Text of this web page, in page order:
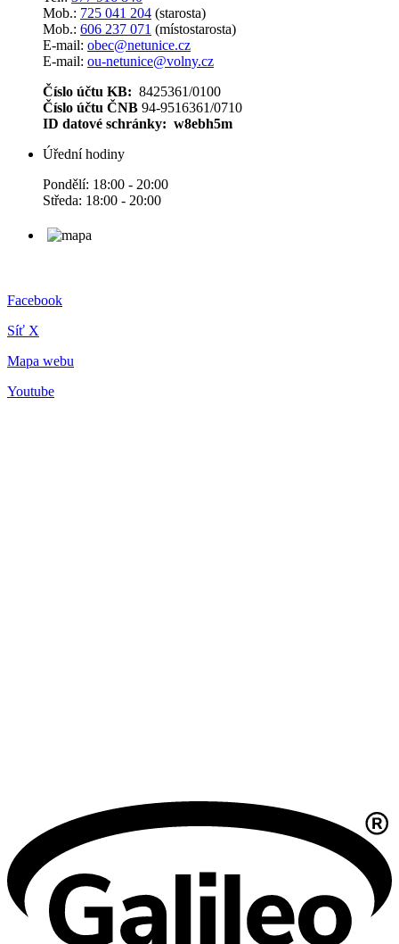
Mob.: 725 041 204 (starosta)
Mob.: 606 237 071 (místostarosta)
E-mail: obec@netunice.cz
E-mail: ou-netunice@volny.cz
Číslo účtu KB: 8425361/0100
Číslo účtu ČNB 94-9516361/0710
ID datové schránky: w8ebh5m
Úřední hodiny
Pondělí: 18:00 - 20:00
Středa: 18:00 - 20:00
Facebook
Síť X
Mapa webu
Youtube